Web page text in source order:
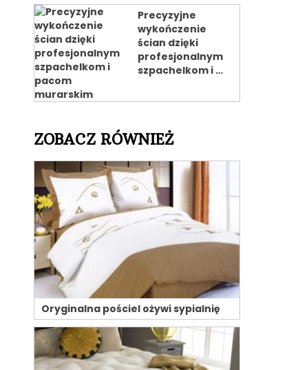
Precyzyjne
wykończenie
ścian dzięki
profesjonalnym
szpachelkom i …
ZOBACZ RÓWNIEŻ
Oryginalna pościel ożywi sypialnię